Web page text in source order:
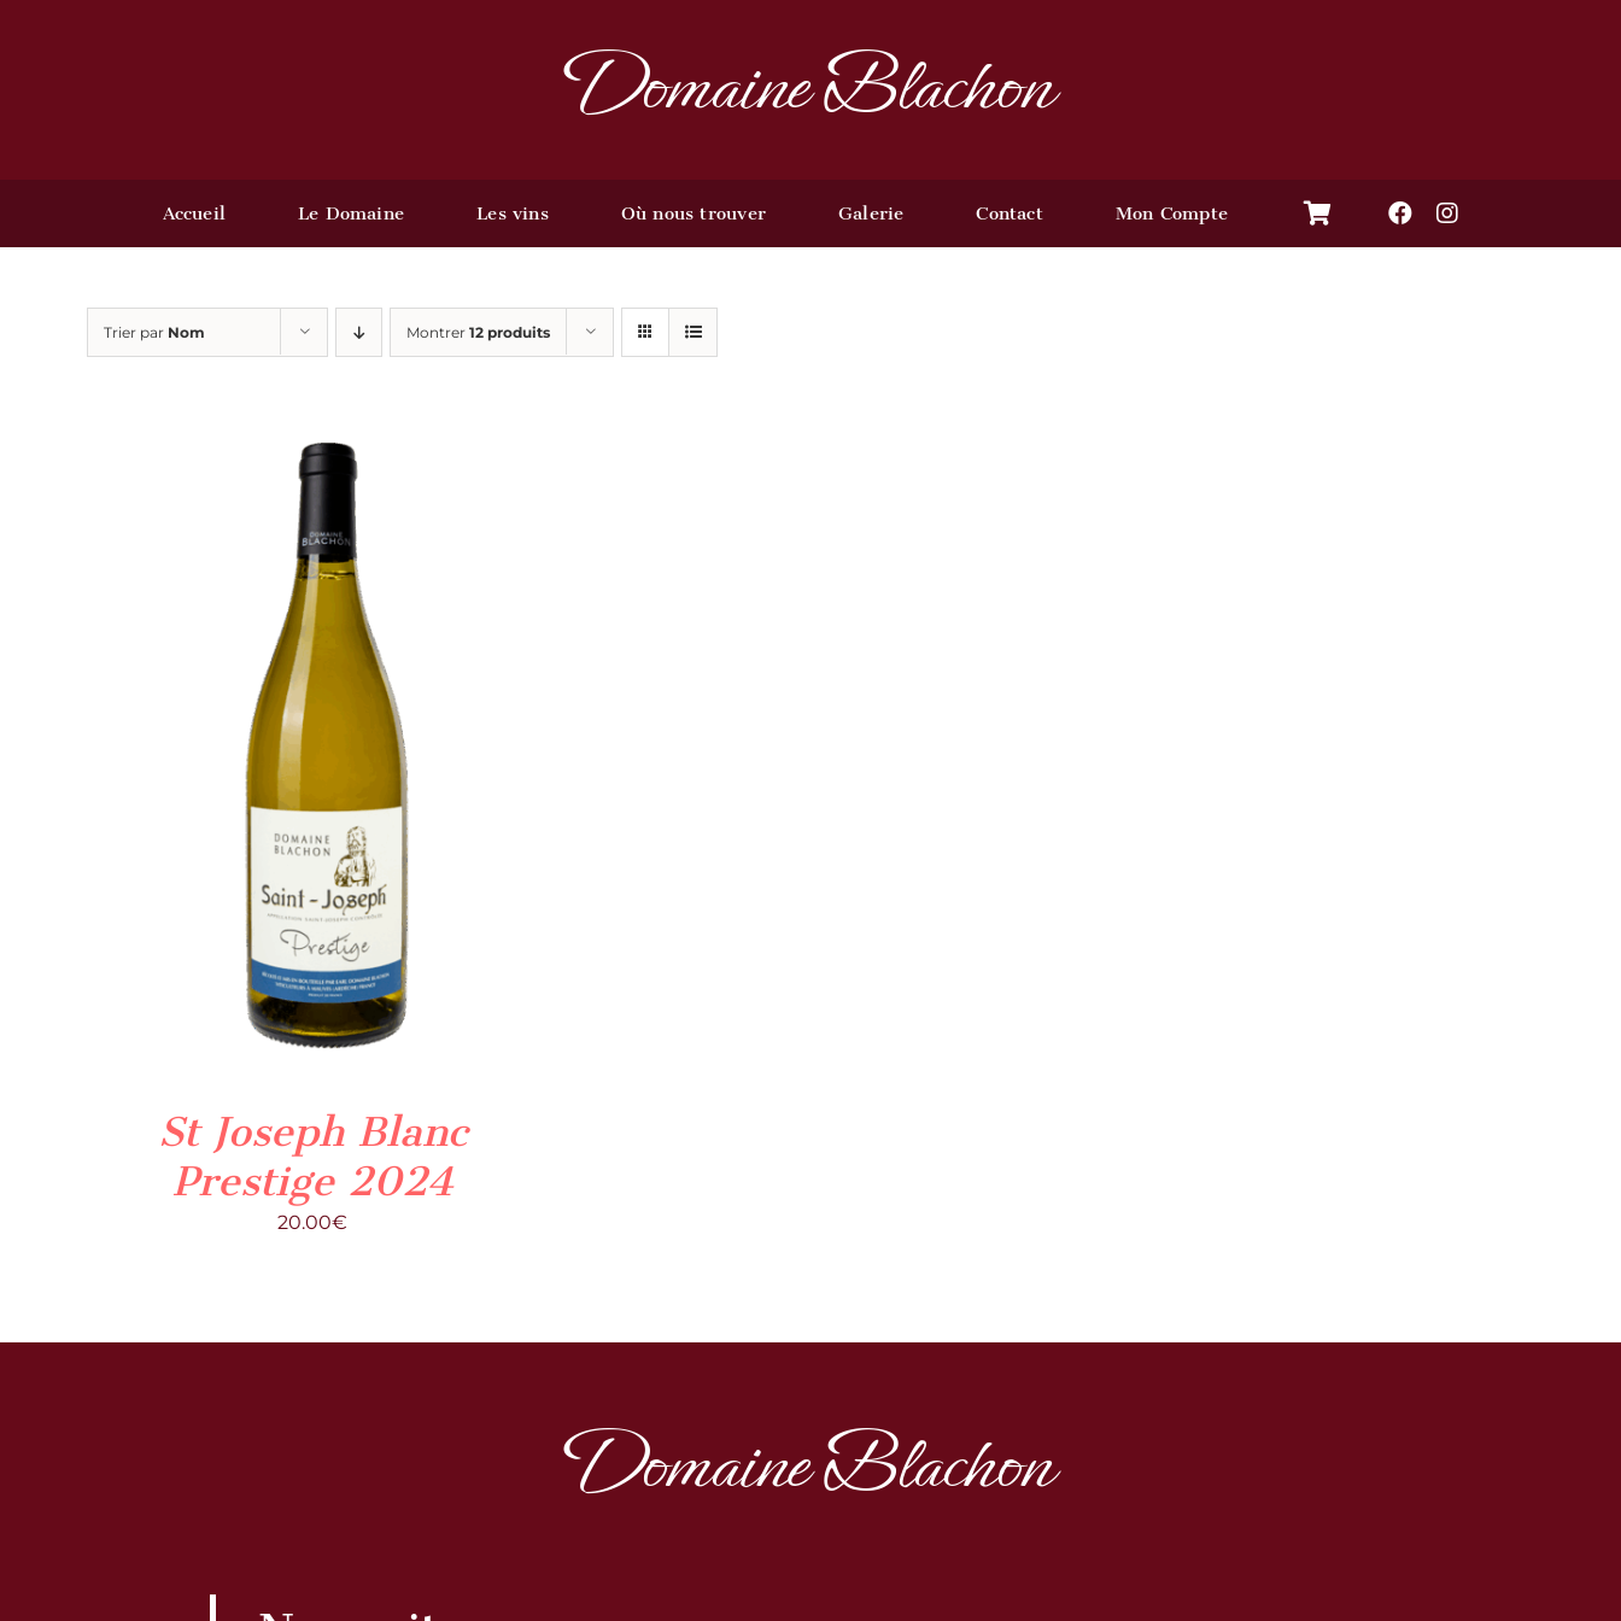
Domaine Blachon
Accueil Le Domaine Les vins Où nous trouver Galerie Contact Mon Compte
Trier par Nom Montrer 12 produits
St Joseph Blanc
Prestige 2024
20.00€
Domaine Blachon